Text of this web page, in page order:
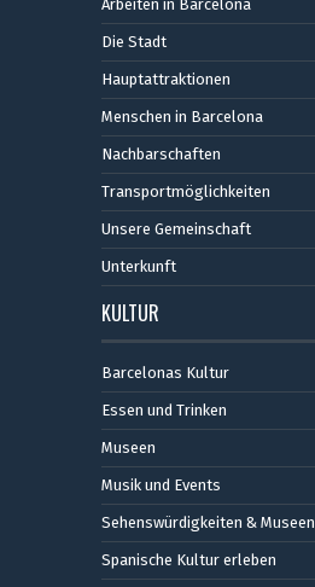
Arbeiten in Barcelona
Die Stadt
Hauptattraktionen
Menschen in Barcelona
Nachbarschaften
Transportmöglichkeiten
Unsere Gemeinschaft
Unterkunft
KULTUR
Barcelonas Kultur
Essen und Trinken
Museen
Musik und Events
Sehenswürdigkeiten & Museen
Spanische Kultur erleben